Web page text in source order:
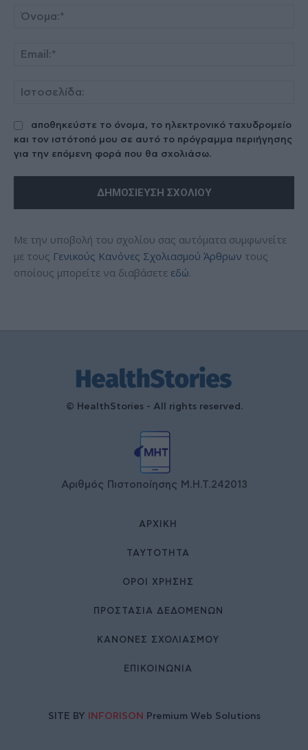
αποθηκεύστε το όνομα, το ηλεκτρονικό ταχυδρομείο
και τον ιστότοπό μου σε αυτό το πρόγραμμα περιήγησης
για την επόμενη φορά που θα σχολιάσω.
Με την υποβολή του σχολίου σας αυτόματα συμφωνείτε
με τους Γενικούς Κανόνες Σχολιασμού Άρθρων τους
οποίους μπορείτε να διαβάσετε εδώ.
© HealthStories - All rights reserved.
Αριθμός Πιστοποίησης Μ.Η.Τ.242013
ΑΡΧΙΚΉ
ΤΑΥΤΌΤΗΤΑ
ΌΡΟΙ ΧΡΉΣΗΣ
ΠΡΟΣΤΑΣΙΑ ΔΕΔΟΜΕΝΩΝ
ΚΑΝΟΝΕΣ ΣΧΟΛΙΑΣΜΟΥ
ΕΠΙΚΟΙΝΩΝΊΑ
SITE BY INFORISON Premium Web Solutions